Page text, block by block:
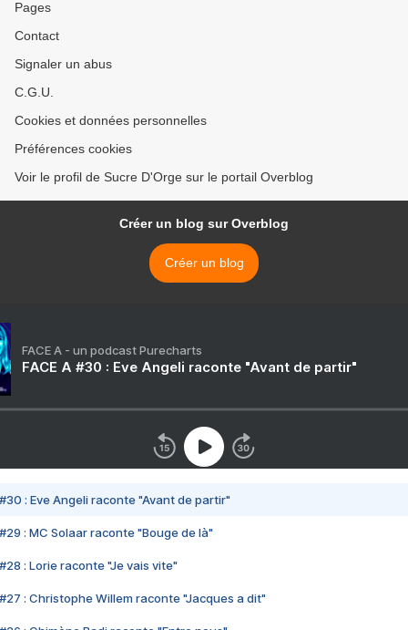
Pages
Contact
Signaler un abus
C.G.U.
Cookies et données personnelles
Préférences cookies
Voir le profil de Sucre D'Orge sur le portail Overblog
Créer un blog sur Overblog
Créer un blog
FACE A - un podcast Purecharts
FACE A #30 : Eve Angeli raconte "Avant de partir"
#30 : Eve Angeli raconte "Avant de partir"
#29 : MC Solaar raconte "Bouge de là"
#28 : Lorie raconte "Je vais vite"
#27 : Christophe Willem raconte "Jacques a dit"